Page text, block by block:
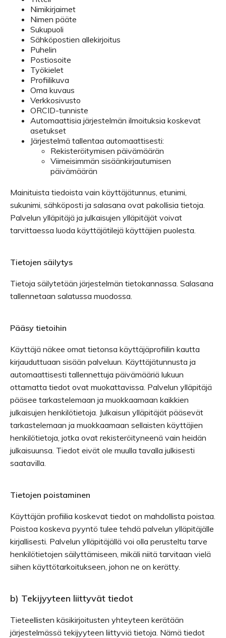
Nimikirjaimet
Nimen pääte
Sukupuoli
Sähköpostien allekirjoitus
Puhelin
Postiosoite
Työkielet
Profiilikuva
Oma kuvaus
Verkkosivusto
ORCID-tunniste
Automaattisia järjestelmän ilmoituksia koskevat
asetukset
Järjestelmä tallentaa automaattisesti:
Rekisteröitymisen päivämäärän
Viimeisimmän sisäänkirjautumisen
päivämäärän
Mainituista tiedoista vain käyttäjätunnus, etunimi,
sukunimi, sähköposti ja salasana ovat pakollisia tietoja.
Palvelun ylläpitäjä ja julkaisujen ylläpitäjät voivat
tarvittaessa luoda käyttäjätilejä käyttäjien puolesta.
Tietojen säilytys
Tietoja säilytetään järjestelmän tietokannassa. Salasana
tallennetaan salatussa muodossa.
Pääsy tietoihin
Käyttäjä näkee omat tietonsa käyttäjäprofiilin kautta
kirjauduttuaan sisään palveluun. Käyttäjätunnusta ja
automaattisesti tallennettuja päivämääriä lukuun
ottamatta tiedot ovat muokattavissa. Palvelun ylläpitäjä
pääsee tarkastelemaan ja muokkaamaan kaikkien
julkaisujen henkilötietoja. Julkaisun ylläpitäjät pääsevät
tarkastelemaan ja muokkaamaan sellaisten käyttäjien
henkilötietoja, jotka ovat rekisteröityneenä vain heidän
julkaisuunsa. Tiedot eivät ole muulla tavalla julkisesti
saatavilla.
Tietojen poistaminen
Käyttäjän profiilia koskevat tiedot on mahdollista poistaa.
Poistoa koskeva pyyntö tulee tehdä palvelun ylläpitäjälle
kirjallisesti. Palvelun ylläpitäjällä voi olla perusteltu tarve
henkilötietojen säilyttämiseen, mikäli niitä tarvitaan vielä
siihen käyttötarkoitukseen, johon ne on kerätty.
b) Tekijyyteen liittyvät tiedot
Tieteellisten käsikirjoitusten yhteyteen kerätään
järjestelmässä tekijyyteen liittyviä tietoja. Nämä tiedot